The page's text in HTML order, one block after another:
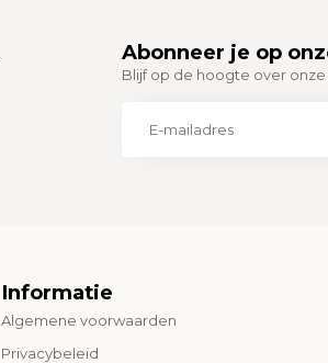
Abonneer je op
Blijf op de hoogte over
Informatie
Algemene voorwaarden
Privacybeleid